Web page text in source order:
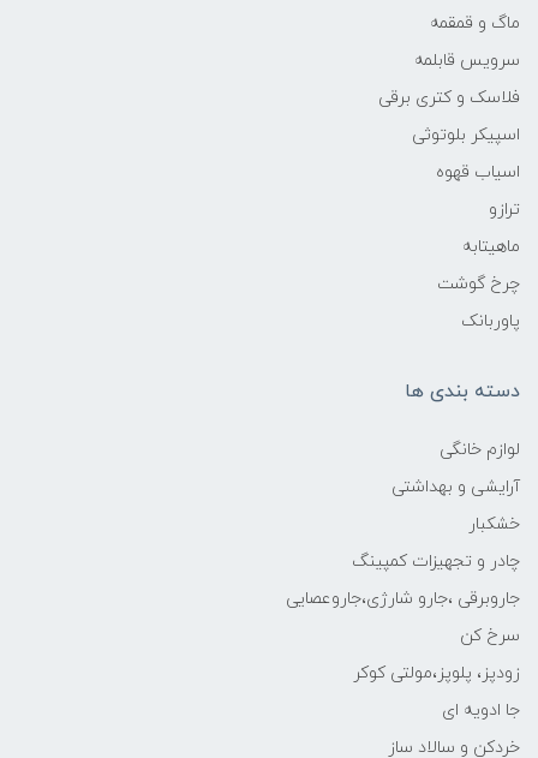
ماگ و قمقمه
سرویس قابلمه
فلاسک و کتری برقی
اسپیکر بلوتوثی
اسیاب قهوه
ترازو
ماهیتابه
چرخ گوشت
پاوربانک
دسته بندی ها
لوازم خانگی
آرایشی و بهداشتی
خشکبار
چادر و تجهیزات کمپینگ
جاروبرقی ،جارو شارژی،جاروعصایی
سرخ کن
زودپز، پلوپز،مولتی کوکر
جا ادویه ای
خردکن و سالاد ساز